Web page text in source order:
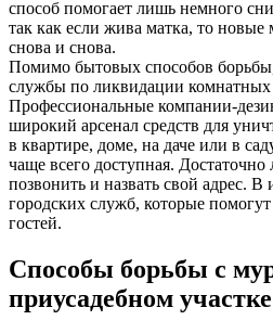
способ помогает лишь немного
так как если жива матка, то новые
снова и снова.
Помимо бытовых способов
службы по ликвидации комнатных
Профессиональные компании-
широкий арсенал средств для
в квартире, доме, на даче или в
чаще всего доступная. Достаточно
позвонить и назвать свой адрес. В
городских служб, которые
гостей.
Способы борьбы с
приусадебном